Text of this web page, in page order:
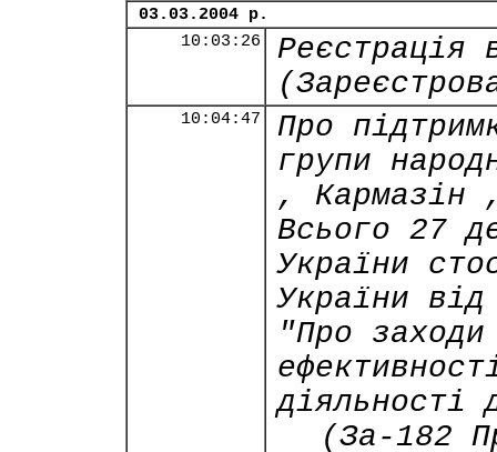
03.03.2004 р.
10:03:26
Реєстрація
10:04:47
Про
групи
, Кармазін
Всього 27
України
України
"Про заходи
діяльності
(За-182